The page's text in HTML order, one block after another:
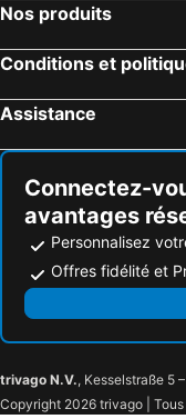
Nos produits
Conditions et
Assistance
Connectez-
avantages
Personnalisez
Offres fidélité et
trivago N.V., Kesselstraße 5
Copyright 2026 trivago |